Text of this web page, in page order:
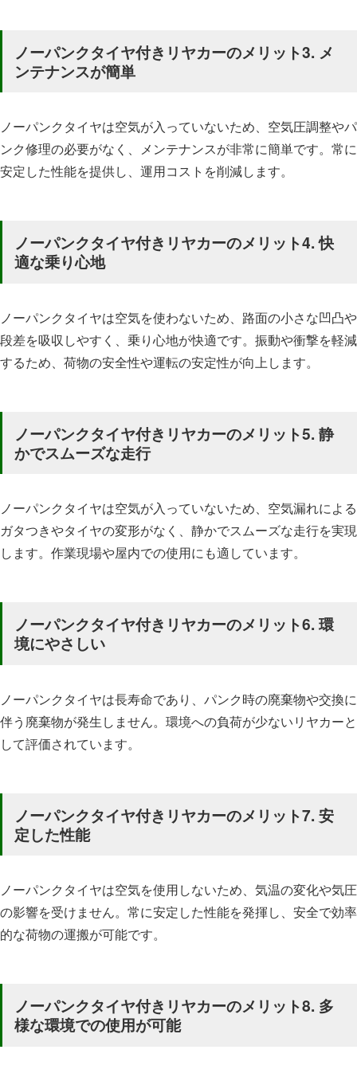
ノーパンクタイヤ付きリヤカーのメリット3. メ
ンテナンスが簡単
ノーパンクタイヤは空気が入っていないため、空気圧調整やパ
ンク修理の必要がなく、メンテナンスが非常に簡単です。常に
安定した性能を提供し、運用コストを削減します。
ノーパンクタイヤ付きリヤカーのメリット4.快
適な乗り心地
ノーパンクタイヤは空気を使わないため、路面の小さな凹凸や
段差を吸収しやすく、乗り心地が快適です。振動や衝撃を軽減
するため、荷物の安全性や運転の安定性が向上します。
ノーパンクタイヤ付きリヤカーのメリット5.静
かでスムーズな走行
ノーパンクタイヤは空気が入っていないため、空気漏れによる
ガタつきやタイヤの変形がなく、静かでスムーズな走行を実現
します。作業現場や屋内での使用にも適しています。
ノーパンクタイヤ付きリヤカーのメリット6.環
境にやさしい
ノーパンクタイヤは長寿命であり、パンク時の廃棄物や交換に
伴う廃棄物が発生しません。環境への負荷が少ないリヤカーと
して評価されています。
ノーパンクタイヤ付きリヤカーのメリット7.安
定した性能
ノーパンクタイヤは空気を使用しないため、気温の変化や気圧
の影響を受けません。常に安定した性能を発揮し、安全で効率
的な荷物の運搬が可能です。
ノーパンクタイヤ付きリヤカーのメリット8. 多
様な環境での使用が可能